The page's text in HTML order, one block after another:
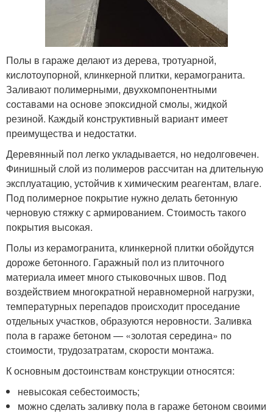
Полы в гараже делают из дерева, тротуарной,
кислотоупорной, клинкерной плитки, керамогранита.
Заливают полимерными, двухкомпонентными
составами на основе эпоксидной смолы, жидкой
резиной. Каждый конструктивный вариант имеет
преимущества и недостатки.
Деревянный пол легко укладывается, но недолговечен.
Финишный слой из полимеров рассчитан на длительную
эксплуатацию, устойчив к химическим реагентам, влаге.
Под полимерное покрытие нужно делать бетонную
черновую стяжку с армированием. Стоимость такого
покрытия высокая.
Полы из керамогранита, клинкерной плитки обойдутся
дороже бетонного. Гаражный пол из плиточного
материала имеет много стыковочных швов. Под
воздействием многократной неравномерной нагрузки,
температурных перепадов происходит проседание
отдельных участков, образуются неровности. Заливка
пола в гараже бетоном — «золотая середина» по
стоимости, трудозатратам, скорости монтажа.
К основным достоинствам конструкции относятся:
невысокая себестоимость;
можно сделать заливку пола в гараже бетоном своими